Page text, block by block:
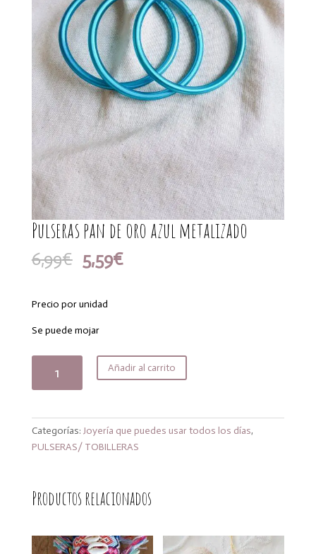
Pulseras pan de oro azul metalizado
6,99€ El
precio
era:
6,99€.
5,59€El
Precio por unidad
Se puede mojar
azul
metalizado
Añadir al carrito
Categorías: Joyería que puedes usar todos los días,
PULSERAS/ TOBILLERAS
Productos relacionados